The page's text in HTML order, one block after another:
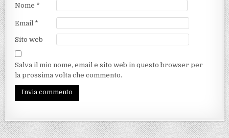
Nome *
Email *
Sito web
Salva il mio nome, email e sito web in questo browser per
la prossima volta che commento.